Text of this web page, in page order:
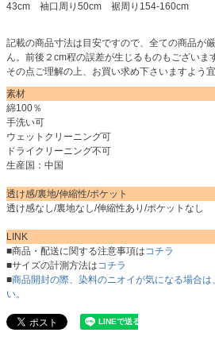
43cm 袖口周り50cm 裾周り154-160cm
記載の商品寸法は目安ですので、全ての商品が
ん。前後２cm程の誤差が生じるものもございま
その点ご理解の上、お買い求め下さいますよう
素材
綿100％
手洗い可
ウェットクリーニング可
ドライクリーニング不可
生産国：中国
透け感/裏地/伸縮性/ポケット
透け感なし/裏地なし/伸縮性あり/ポケットなし
LINK
■商品・配送に関する注意事項はコチラ
■サイズの計測方法はコチラ
■商品開封の際、染料のニオイが気になる場合
い。